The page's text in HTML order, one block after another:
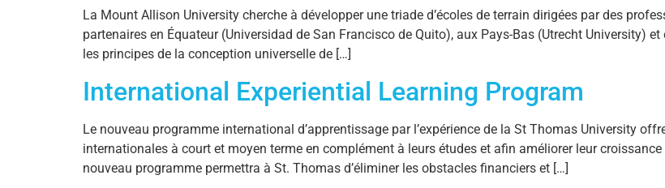
La Mount Allison University cherche à développer une triade d’écoles de terrain dirigées par des
partenaires en Équateur (Universidad de San Francisco de Quito), aux Pays-Bas (Utrecht University)
les principes de la conception universelle de […]
International Experiential Learning Program
Le nouveau programme international d’apprentissage par l’expérience de la St Thomas University
internationales à court et moyen terme en complément à leurs études et afin améliorer leur
nouveau programme permettra à St. Thomas d’éliminer les obstacles financiers et […]